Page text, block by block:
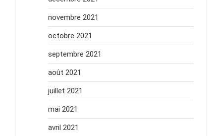
novembre 2021
octobre 2021
septembre 2021
août 2021
juillet 2021
mai 2021
avril 2021